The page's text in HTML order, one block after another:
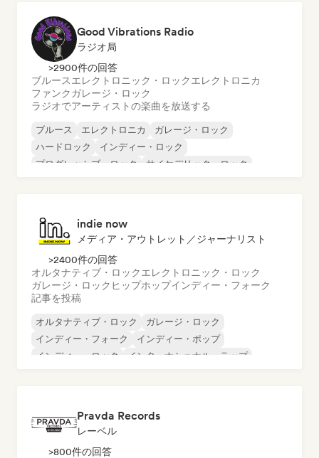
Good Vibrations Radio
ラジオ局
>2900件の回答
ブルースエレクトロニック・ロックエレクトロニカ
ファンクガレージ・ロック
ラジオでアーティストの楽曲を放送する
ブルース エレクトロニカ
ガレージ・ロック
ハードロック
インディー・ロック
プログレッシブ・ロック
サイケデリック・ロック
indie now
メディア・アウトレット／ジャーナリスト
>2400件の回答
オルタナティブ・ロックエレクトロニック・ロック
ガレージ・ロック ヒップホップインディー・フォーク
記事を投稿
オルタナティブ・ロック
ガレージ・ロック
インディー・フォーク
インディー・ポップ
インディー・ロック
インターナショナル・ラップ
Pravda Records
レーベル
>800件の回答